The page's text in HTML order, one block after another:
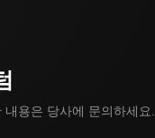
용은 당사에 문의하세요.